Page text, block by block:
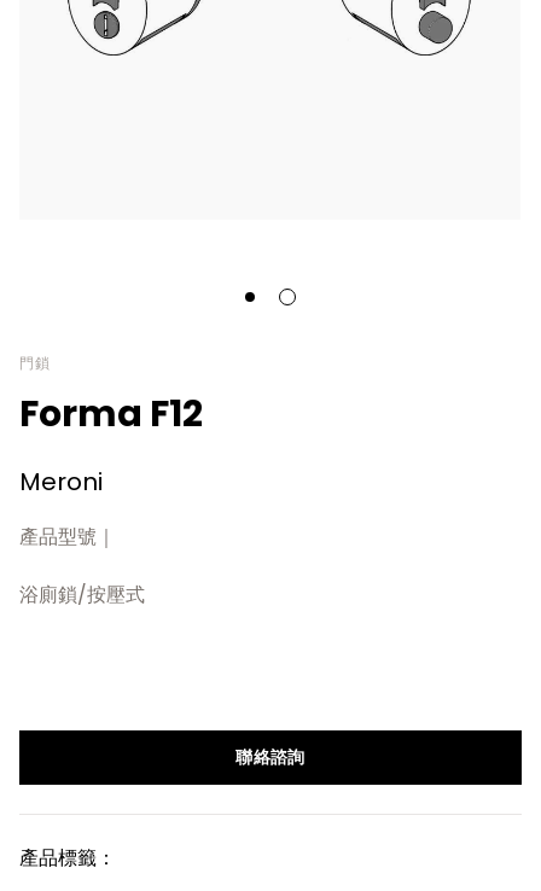
門鎖
Forma F12
Meroni
產品型號｜
浴廁鎖/按壓式
聯絡諮詢
產品標籤：